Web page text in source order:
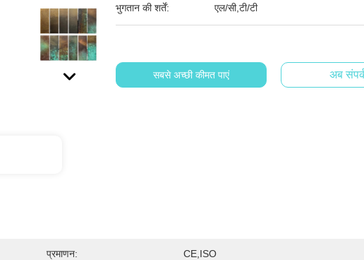
भुगतान की शर्तें: एल/सी,टी/टी
सबसे अच्छी कीमत पाएं अब
प्रमाणन: CE,ISO